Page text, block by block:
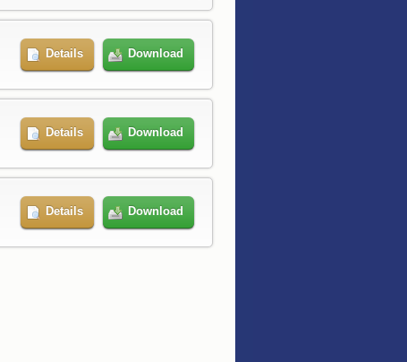
Download
Details
Download
Details
Download
Details